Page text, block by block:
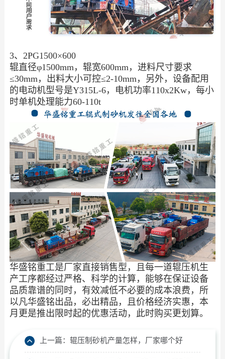
3、2PG1500×600
辊直径φ1500mm，辊宽600mm，进料尺寸要求
≤30mm，出料大小可控≤2-10mm，另外，设备配用
的电动机型号是Y315L-6，电机功率110x2Kw，每小
时单机处理能力60-110t
华盛铭重工是厂家直接销售型，且每一道辊压机生
产工序都经过严格、科学的计算，能够在保证设备
品质靠谱的同时，有效减低不必要的成本浪费，所
以凡华盛铭出品，必出精品，且价格经济实惠，本
月更是推出限时起的优惠活动，此时购买更划算。
上一篇： 辊压制砂机产量怎样，厂家哪个好